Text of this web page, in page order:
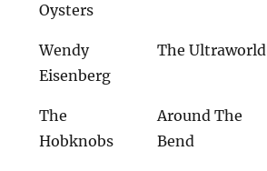
Oysters
Wendy
Eisenberg
The Ultraworld
The
Hobknobs
Around The
Bend